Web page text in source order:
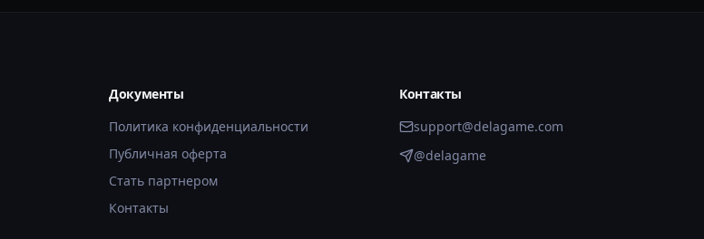
Документы
Политика конфиденциальности
Публичная оферта
Стать партнером
Контакты
Контакты
support@delagame.com
@delagame